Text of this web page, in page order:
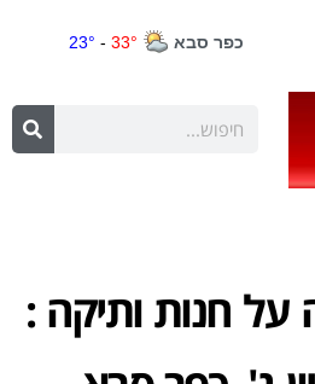
חנות ותיקה :